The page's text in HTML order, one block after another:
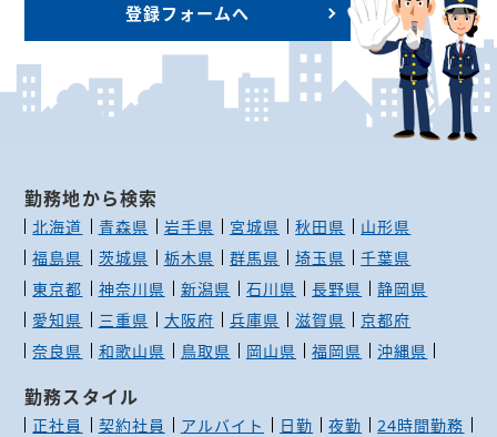
登録フォームへ
勤務地から検索
北海道 青森県 岩手県 宮城県 秋田県
山形県
福島県
茨城県 栃木県 群馬県 埼玉県
千葉県
東京都
神奈川県 新潟県 石川県 長野県
静岡県
愛知県
三重県 大阪府 兵庫県 滋賀県
京都府
奈良県
和歌山県 鳥取県 岡山県 福岡県 沖縄県
勤務スタイル
正社員 契約社員 アルバイト 日勤 夜勤 24時間勤務